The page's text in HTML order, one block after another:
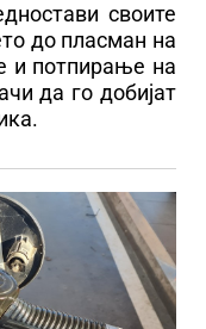
своите
до пласман на
и потпирање на
да го добијат